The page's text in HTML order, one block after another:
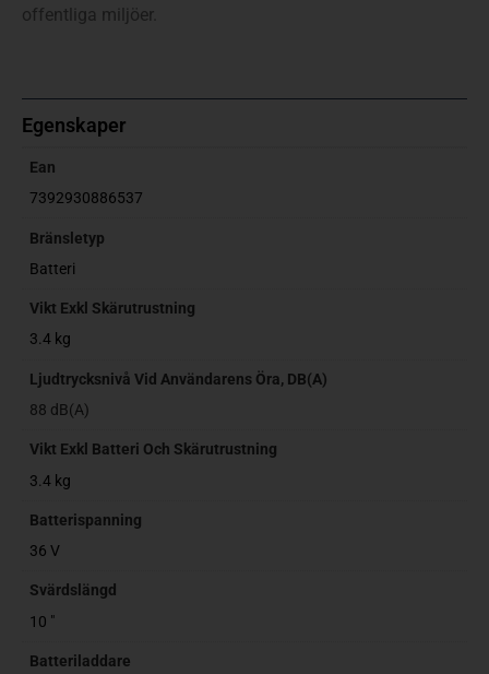
offentliga miljöer.
Egenskaper
Ean
7392930886537
Bränsletyp
Batteri
Vikt Exkl Skärutrustning
3.4 kg
Ljudtrycksnivå Vid Användarens Öra, DB(A)
88 dB(A)
Vikt Exkl Batteri Och Skärutrustning
3.4 kg
Batterispanning
36 V
Svärdslängd
10 "
Batteriladdare